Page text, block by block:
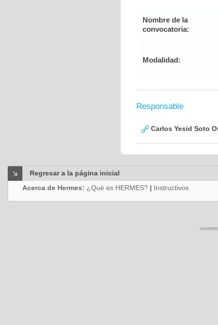
Nombre de la
convocatoria:
Modalidad:
Responsable
Carlos Yesid Soto
Regresar a la página inicial
Acerca de Hermes: ¿Qué es HERMES? | Instructivos